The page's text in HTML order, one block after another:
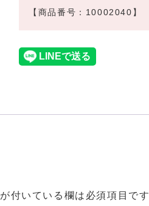
【商品番号：10002040】
が付いている欄は必須項目です